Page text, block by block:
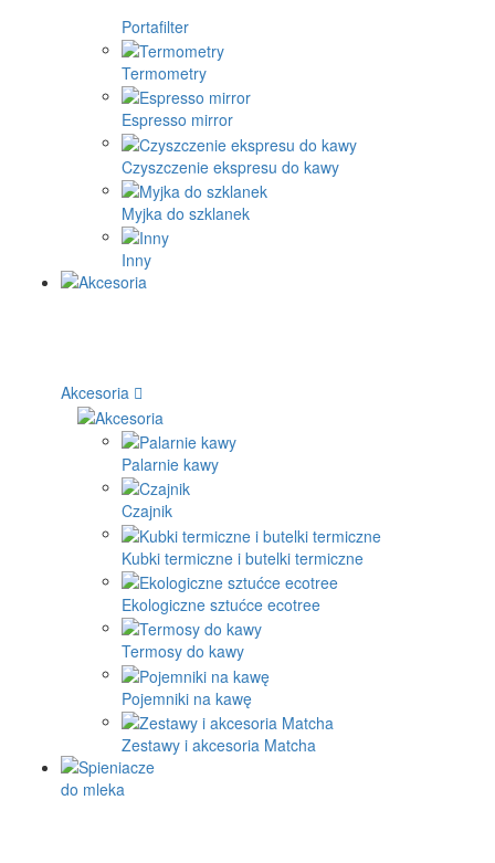
Portafilter
Termometry
Espresso mirror
Czyszczenie ekspresu do kawy
Myjka do szklanek
Inny
Akcesoria
Palarnie kawy
Czajnik
Kubki termiczne i butelki termiczne
Ekologiczne sztućce ecotree
Termosy do kawy
Pojemniki na kawę
Zestawy i akcesoria Matcha